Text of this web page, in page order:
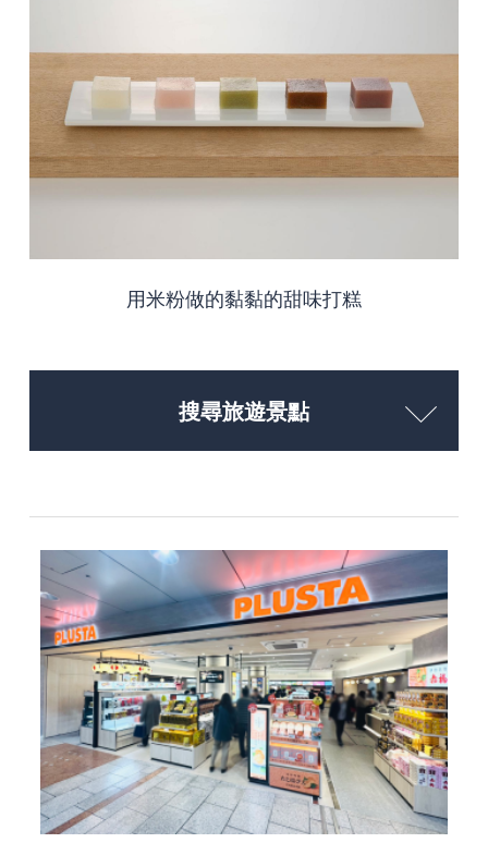
用米粉做的黏黏的甜味打糕
搜尋旅遊景點